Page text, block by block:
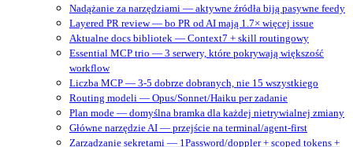
Nadążanie za narzędziami — aktywne źródła biją pasywne feedy
Layered PR review — bo PR od AI mają 1.7× więcej issue
Aktualne docs bibliotek — Context7 + skill routingowy
Essential MCP trio — 3 serwery, które pokrywają większość
workflow
Liczba MCP — 3-5 dobrze dobranych, nie 15 wszystkiego
Routing modeli — Opus/Sonnet/Haiku per zadanie
Plan mode — domyślna bramka dla każdej nietrywialnej zmiany
Główne narzędzie AI — przejście na terminal/agent‑first
Zarządzanie sekretami — 1Password/doppler + scoped tokens +